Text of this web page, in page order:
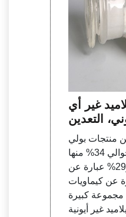
غير أي
التعدين
منتجًا من منتجات بولي
أكريلاميد غير أيونية للتعدين. حوالي 34% منها
عبارة عن كيماويات الورق، و29% عبارة عن
و25% عبارة عن كيماويات
مجموعة كبيرة
غير أيونية